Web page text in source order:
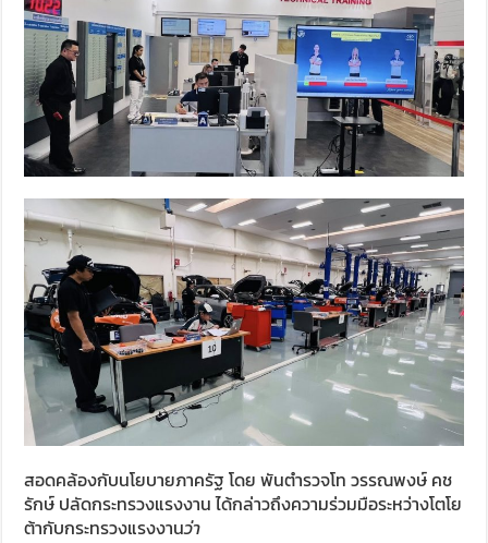
สอดคล้องกับนโยบายภาครัฐ โดย พันตำรวจโท วรรณพงษ์ คช
รักษ์ ปลัดกระทรวงแรงงาน ได้กล่าวถึงความร่วมมือระหว่างโตโย
ต้ากับกระทรวงแรงงานว่า